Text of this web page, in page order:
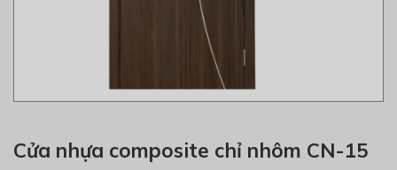
Cửa nhựa composite chỉ nhôm CN-15